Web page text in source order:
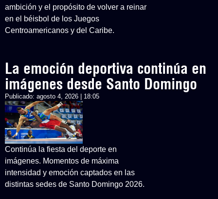
ambición y el propósito de volver a reinar
en el béisbol de los Juegos
Centroamericanos y del Caribe.
La emoción deportiva continúa en
imágenes desde Santo Domingo
Publicado: agosto 4, 2026 | 18:05
Continúa la fiesta del deporte en
imágenes. Momentos de máxima
intensidad y emoción captados en las
distintas sedes de Santo Domingo 2026.